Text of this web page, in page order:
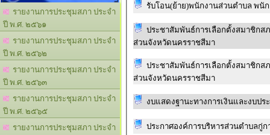
รายงานการประชุมสภา ประจำ
ปี พ.ศ. ๒๕๖๑
รายงานการประชุมสภา ประจำ
ปี พ.ศ. ๒๕๖๒
รายงานการประชุมสภา ประจำ
ปี พ.ศ. ๒๕๖๓
รายงานการประชุมสภา ประจำ
ปี พ.ศ. ๒๕๖๕
รายงานการประชุมสภา ประจำ
รับโอน(ย้าย)พนักงานส่วนตำบล พนั
ประชาสัมพันธ์การเลือกตั้งสมาชิกส
ส่วนจังหวัดนครราชสีมา
ประชาสัมพันธ์การเลือกตั้งสมาชิกส
ส่วนจังหวัดนครราชสีมา
งบแสดงฐานะทางการเงินและงบป
ประกาศองค์การบริหารส่วนตำบลกู่ก